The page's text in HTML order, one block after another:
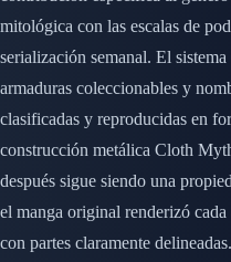
mitológica con las escalas de
serialización semanal. El
armaduras coleccionables y
clasificadas y reproducidas en
construcción metálica Cloth
después sigue siendo una
el manga original renderizó
con partes claramente delineadas.